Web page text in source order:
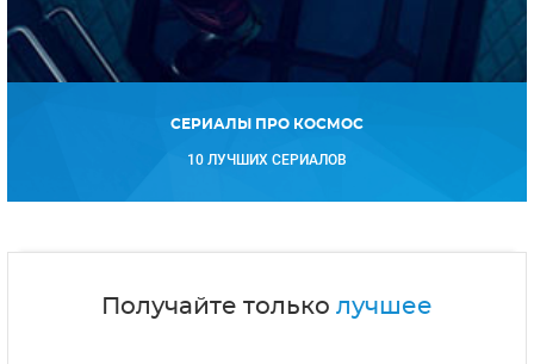
СЕРИАЛЫ ПРО КОСМОС
10 ЛУЧШИХ СЕРИАЛОВ
Получайте только лучшее